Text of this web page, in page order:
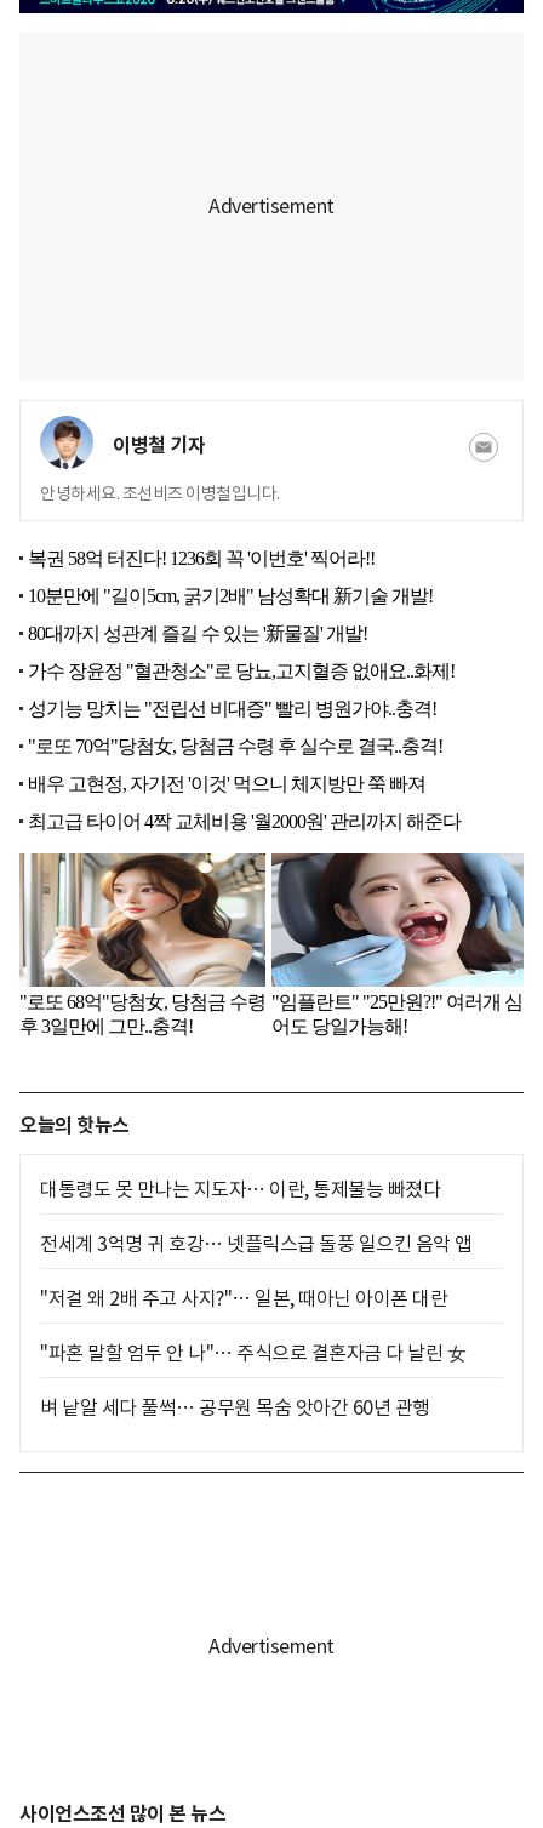
이병철 기자
안녕하세요. 조선비즈 이병철입니다.
오늘의 핫뉴스
대통령도 못 만나는 지도자… 이란, 통제불능 빠졌다
전세계 3억명 귀 호강… 넷플릭스급 돌풍 일으킨 음악 앱
"저걸 왜 2배 주고 사지?"… 일본, 때아닌 아이폰 대란
"파혼 말할 엄두 안 나"… 주식으로 결혼자금 다 날린 女
벼 낱알 세다 풀썩… 공무원 목숨 앗아간 60년 관행
사이언스조선 많이 본 뉴스